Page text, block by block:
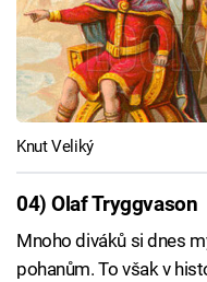
Knut Veliký
04) Olaf Tryggvason
Mnoho diváků si dnes
pohanům. To však v